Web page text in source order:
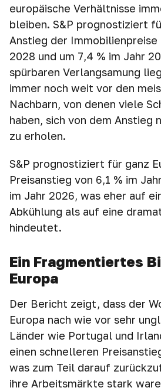
europäische Verhältnisse
bleiben. S&P prognostiziert
Anstieg der Immobilienpreise
2028 und um 7,4 % im Jahr
spürbaren Verlangsamung
immer noch weit vor den
Nachbarn, von denen viele
haben, sich von dem Anstieg
zu erholen.
S&P prognostiziert für ganz
Preisanstieg von 6,1 % im
im Jahr 2026, was eher auf
Abkühlung als auf eine
hindeutet.
Ein Fragmentiertes
Europa
Der Bericht zeigt, dass der
Europa nach wie vor sehr
Länder wie Portugal und
einen schnelleren
was zum Teil darauf
ihre Arbeitsmärkte stark